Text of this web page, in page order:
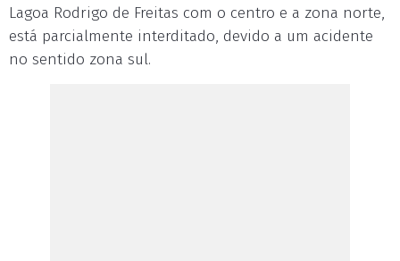
Lagoa Rodrigo de Freitas com o centro e a zona norte,
está parcialmente interditado, devido a um acidente
no sentido zona sul.